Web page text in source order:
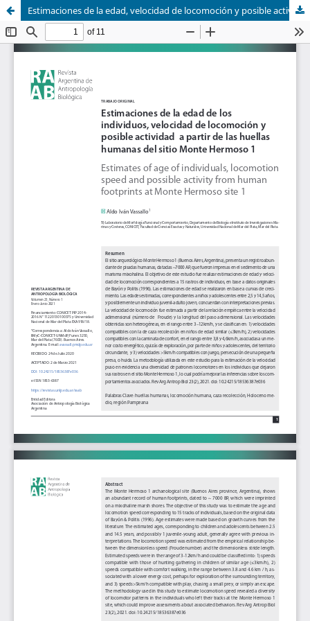
Estimaciones de la edad, velocidad de locomoción y posible actividad a partir de las huellas humanas del sitio Monte Hermoso 1